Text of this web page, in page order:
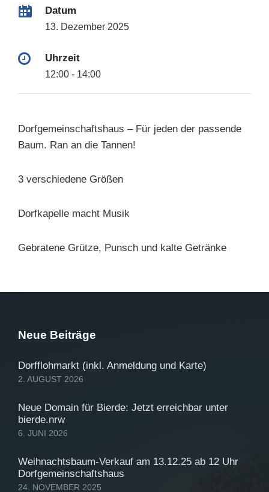
Datum
13. Dezember 2025
Uhrzeit
12:00 - 14:00
Dorfgemeinschaftshaus – Für jeden der passende
Baum. Ran an die Tannen!
3 verschiedene Größen
Dorfkapelle macht Musik
Gebratene Grütze, Punsch und kalte Getränke
Neue Beiträge
Dorfflohmarkt (inkl. Anmeldung und Karte)
2. AUGUST 2026
Neue Domain für Bierde: Jetzt erreichbar unter
bierde.nrw
6. JUNI 2026
Weihnachtsbaum-Verkauf am 13.12.25 ab 12 Uhr
Dorfgemeinschaftshaus
24. NOVEMBER 2025